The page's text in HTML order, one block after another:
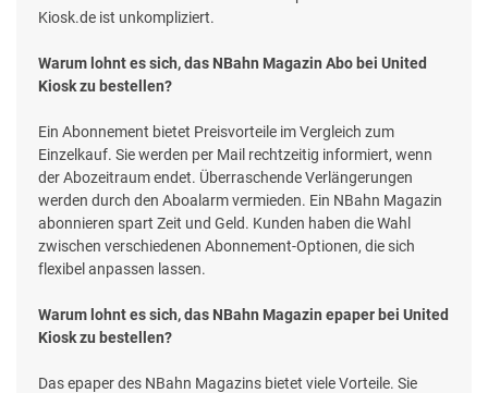
Kiosk.de ist unkompliziert.
Warum lohnt es sich, das NBahn Magazin Abo bei United
Kiosk zu bestellen?
Ein Abonnement bietet Preisvorteile im Vergleich zum
Einzelkauf. Sie werden per Mail rechtzeitig informiert, wenn
der Abozeitraum endet. Überraschende Verlängerungen
werden durch den Aboalarm vermieden. Ein NBahn Magazin
abonnieren spart Zeit und Geld. Kunden haben die Wahl
zwischen verschiedenen Abonnement-Optionen, die sich
flexibel anpassen lassen.
Warum lohnt es sich, das NBahn Magazin epaper bei United
Kiosk zu bestellen?
Das epaper des NBahn Magazins bietet viele Vorteile. Sie